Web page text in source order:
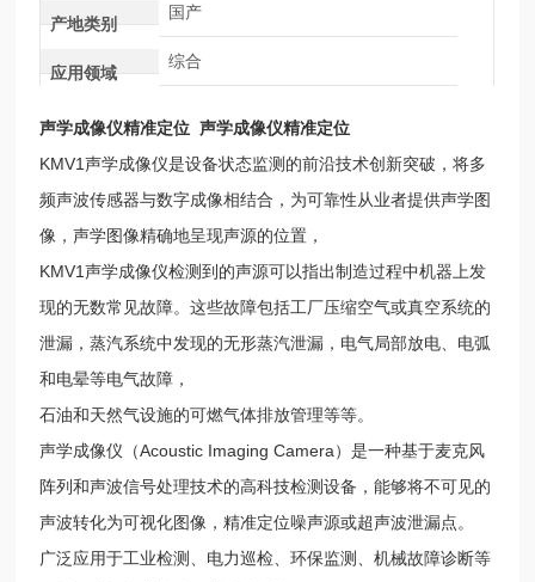
产地类别
国产
应用领域
综合
声学成像仪精准定位 声学成像仪精准定位
KMV1声学成像仪是设备状态监测的前沿技术创新突破，将多
频声波传感器与数字成像相结合，为可靠性从业者提供声学图
像，声学图像精确地呈现声源的位置，
KMV1声学成像仪检测到的声源可以指出制造过程中机器上发
现的无数常见故障。这些故障包括工厂压缩空气或真空系统的
泄漏，蒸汽系统中发现的无形蒸汽泄漏，电气局部放电、电弧
和电晕等电气故障，
石油和天然气设施的可燃气体排放管理等等。
声学成像仪（Acoustic Imaging Camera）是一种基于麦克风
阵列和声波信号处理技术的高科技检测设备，能够将不可见的
声波转化为可视化图像，精准定位噪声源或超声波泄漏点。
广泛应用于工业检测、电力巡检、环保监测、机械故障诊断等